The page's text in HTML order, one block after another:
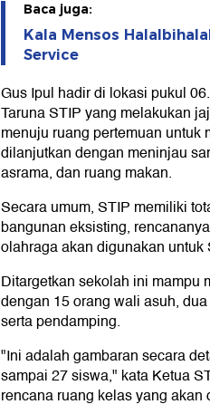
Baca juga:
Kala Mensos
Service
Gus Ipul hadir di lokasi pukul
Taruna STIP yang melakukan
menuju ruang pertemuan untuk
dilanjutkan dengan meninjau
asrama, dan ruang makan.
Secara umum, STIP memiliki
bangunan eksisting,
olahraga akan digunakan
Ditargetkan sekolah ini mampu
dengan 15 orang wali asuh,
serta pendamping.
"Ini adalah gambaran secara
sampai 27 siswa," kata Ketua
rencana ruang kelas yang